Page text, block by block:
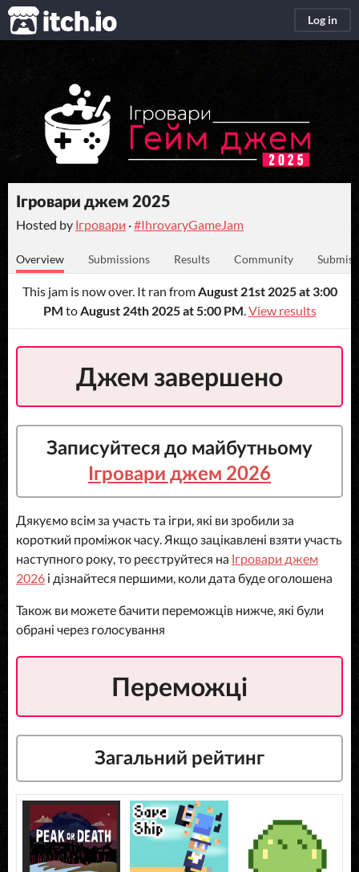
itch.io Log in
Ігровари джем 2025
Hosted by Ігровари ·#IhrovaryGameJam
Overview Submissions Results Community
This jam is now over. It ran fromAugust 21st 2025 at 3:00
PM toAugust 24th 2025 at 5:00 PM.View results
Джем завершено
Записуйтеся до майбутньому
Ігровари джем 2026
Дякуємо всім за участь та ігри, які ви зробили за
короткий проміжок часу. Якщо зацікавлені взяти участь
наступного року, то реєструйтеся на Ігровари джем
2026 і дізнайтеся першими, коли дата буде оголошена
Також ви можете бачити переможців нижче, які були
обрані через голосування
Переможці
Загальний рейтинг